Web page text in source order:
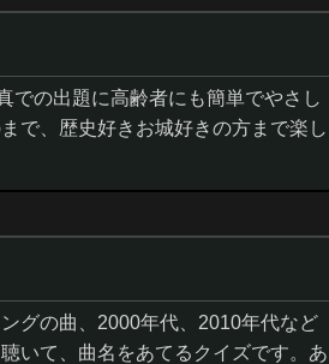
での出題に高齢者にも簡単でやさし
で、歴史好きお城好きの方まで楽し
グの曲、2000年代、2010年代など
いて、曲名をあてるクイズです。あ